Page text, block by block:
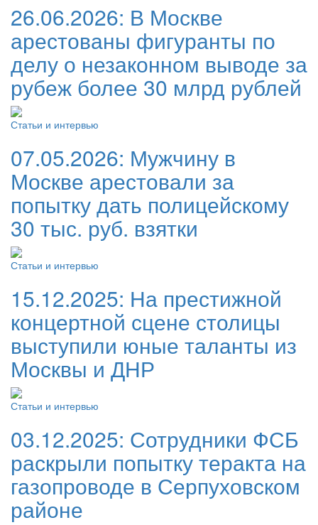
26.06.2026: В Москве
арестованы фигуранты по
делу о незаконном выводе за
рубеж более 30 млрд рублей
Статьи и интервью
07.05.2026: Мужчину в
Москве арестовали за
попытку дать полицейскому
30 тыс. руб. взятки
Статьи и интервью
15.12.2025: На престижной
концертной сцене столицы
выступили юные таланты из
Москвы и ДНР
Статьи и интервью
03.12.2025: Сотрудники ФСБ
раскрыли попытку теракта на
газопроводе в Серпуховском
районе